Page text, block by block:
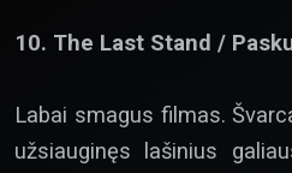
10. The Last Stand /
Labai smagus filmas.
užsiauginęs lašinius